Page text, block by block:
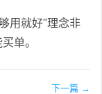
用就好"理念非
单。
下一篇 →